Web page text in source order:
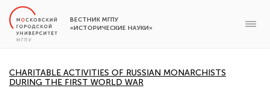
ВЕСТНИК МГПУ
«ИСТОРИЧЕСКИЕ НАУКИ»
CHARITABLE ACTIVITIES OF RUSSIAN MONARCHISTS
DURING THE FIRST WORLD WAR